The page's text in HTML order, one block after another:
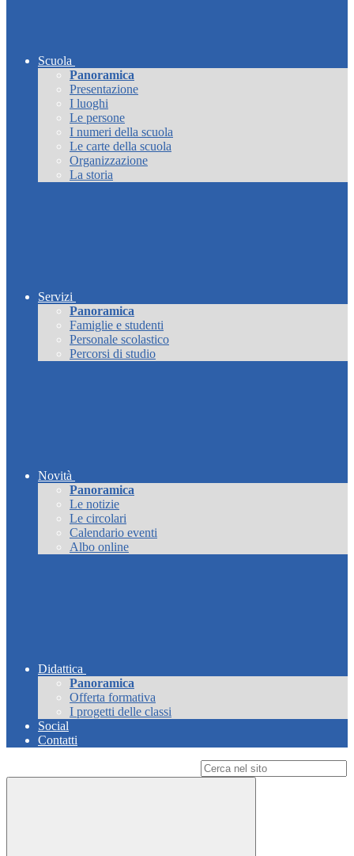
Scuola
Panoramica
Presentazione
I luoghi
Le persone
I numeri della scuola
Le carte della scuola
Organizzazione
La storia
Servizi
Panoramica
Famiglie e studenti
Personale scolastico
Percorsi di studio
Novità
Panoramica
Le notizie
Le circolari
Calendario eventi
Albo online
Didattica
Panoramica
Offerta formativa
I progetti delle classi
Social
Contatti